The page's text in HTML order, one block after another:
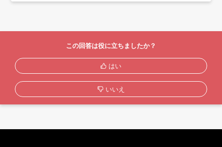
この回答は役に立ちましたか？
はい
いいえ